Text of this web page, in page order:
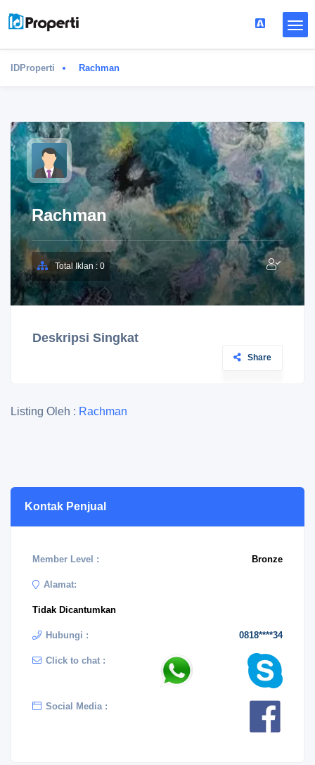
IDProperti Rachman
Rachman
Total Iklan : 0
Deskripsi Singkat
Share
Listing Oleh : Rachman
Kontak Penjual
Member Level : Bronze
Alamat:
Tidak Dicantumkan
Hubungi : 0818****34
Click to chat :
Social Media :